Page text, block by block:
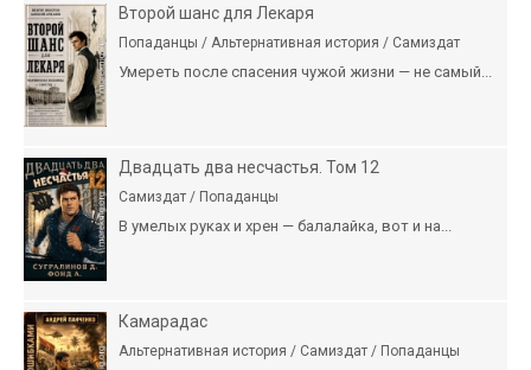
Второй шанс для Лекаря
Попаданцы / Альтернативная история / Самиздат
Умереть после спасения чужой жизни — не самый...
Двадцать два несчастья. Том 12
Самиздат / Попаданцы
В умелых руках и хрен — балалайка, вот и на...
Камарадас
Альтернативная история / Самиздат / Попаданцы